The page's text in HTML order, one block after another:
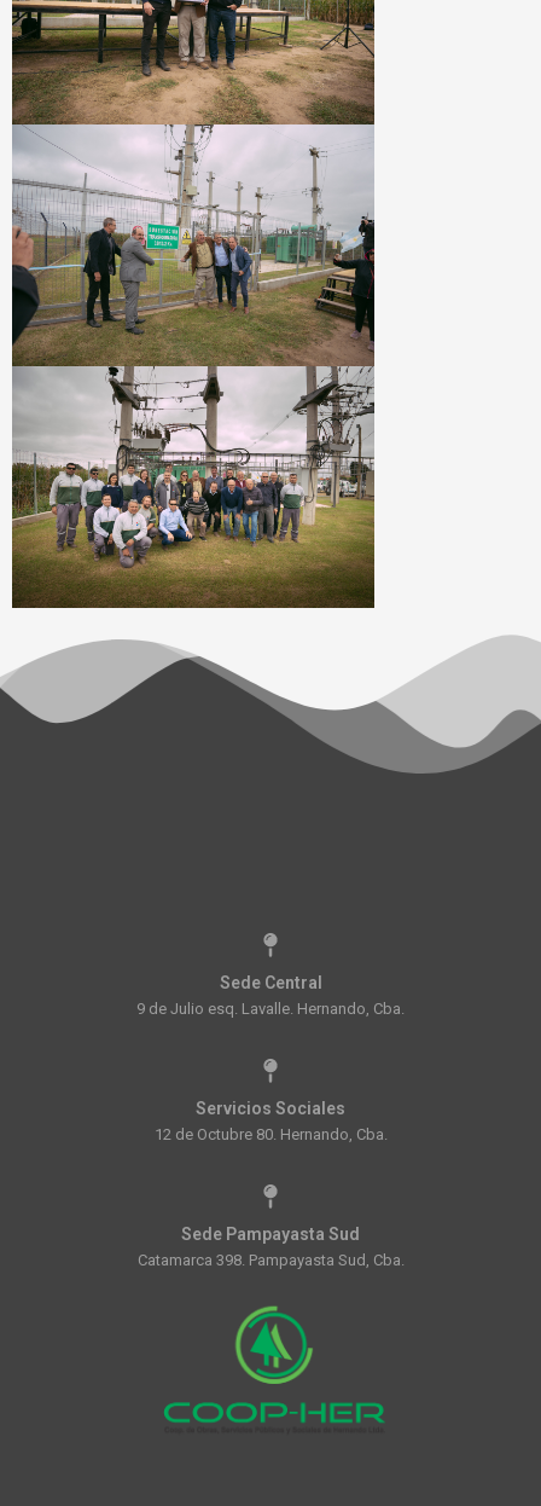
Sede Central
9 de Julio esq. Lavalle. Hernando, Cba.
Servicios Sociales
12 de Octubre 80. Hernando, Cba.
Sede Pampayasta Sud
Catamarca 398. Pampayasta Sud, Cba.